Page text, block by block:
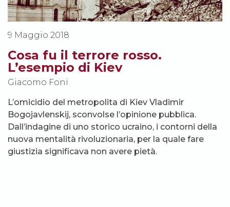
9 Maggio 2018
Cosa fu il terrore rosso.
L’esempio di Kiev
Giacomo Foni
L’omicidio del metropolita di Kiev Vladimir
Bogojavlenskij, sconvolse l’opinione pubblica.
Dall’indagine di uno storico ucraino, i contorni della
nuova mentalità rivoluzionaria, per la quale fare
giustizia significava non avere pietà.